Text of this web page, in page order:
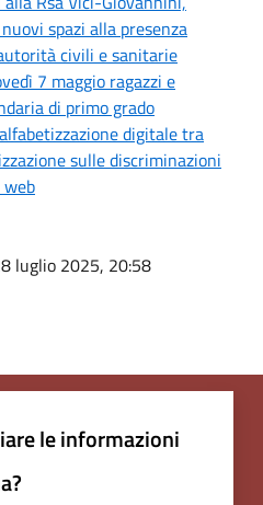
spazi alla presenza
civili e sanitarie
7 maggio ragazzi e
di primo grado
digitale tra
sulle discriminazioni
luglio 2025, 20:58
le informazioni